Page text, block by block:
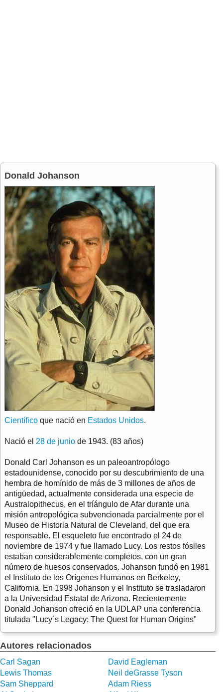
Donald Johanson
Científico que nació en Estados Unidos.
Nació el 28 de junio de 1943. (83 años)
Donald Carl Johanson es un paleoantropólogo
estadounidense, conocido por su descubrimiento de una
hembra de homínido de más de 3 millones de años de
antigüedad, actualmente considerada una especie de
Australopithecus, en el tríángulo de Afar durante una
misión antropológica subvencionada parcialmente por el
Museo de Historia Natural de Cleveland, del que era
responsable. El esqueleto fue encontrado el 24 de
noviembre de 1974 y fue llamado Lucy. Los restos fósiles
estaban considerablemente completos, con un gran
número de huesos conservados. Johanson fundó en 1981
el Instituto de los Orígenes Humanos en Berkeley,
California. En 1998 Johanson y el Instituto se trasladaron
a la Universidad Estatal de Arizona. Recientemente
Donald Johanson ofreció en la UDLAP una conferencia
titulada "Lucy´s Legacy: The Quest for Human Origins"
Autores relacionados
Carl Sagan
David Eagleman
Lewis Thomas
Neil deGrasse Tyson
Sam Sheppard
Adam Riess